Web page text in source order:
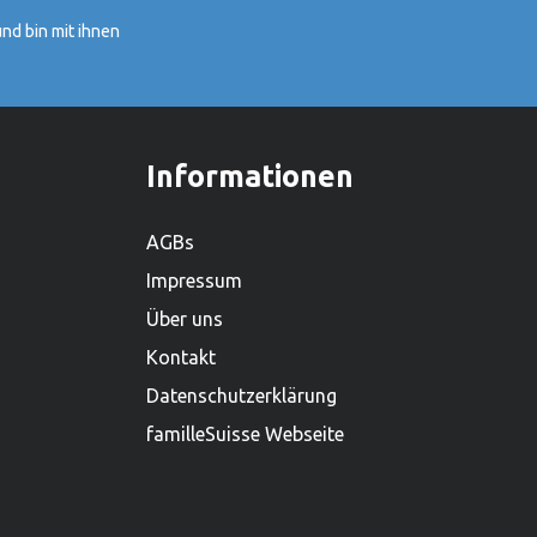
Holstein, und beschäftigt weltweit über
Sortiment von mehr als 2.000
Produkten ist es zudem einer der
bin mit ihnen
Informationen
AGBs
Impressum
Über uns
Kontakt
Datenschutzerklärung
familleSuisse Webseite